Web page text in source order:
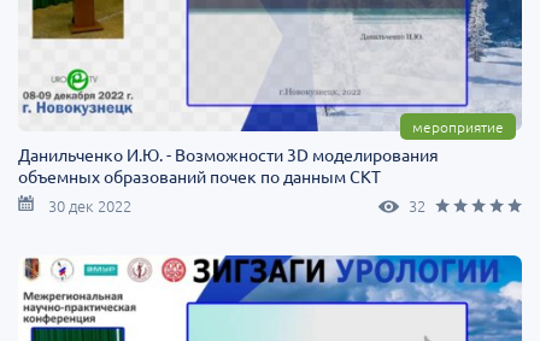
мероприятие
Данильченко И.Ю. - Возможности 3D моделирования
объемных образований почек по данным СКТ
30 дек 2022 32